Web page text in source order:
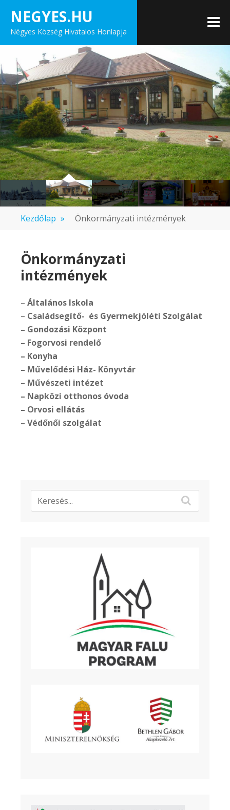
content
NEGYES.HU
Négyes Község Hivatalos Honlapja
Kezdőlap » Önkormányzati intézmények
Önkormányzati
intézmények
– Általános Iskola
– Családsegítő- és Gyermekjóléti Szolgálat
– Gondozási Központ
– Fogorvosi rendelő
– Konyha
– Művelődési Ház- Könyvtár
– Művészeti intézet
– Napközi otthonos óvoda
– Orvosi ellátás
– Védőnői szolgálat